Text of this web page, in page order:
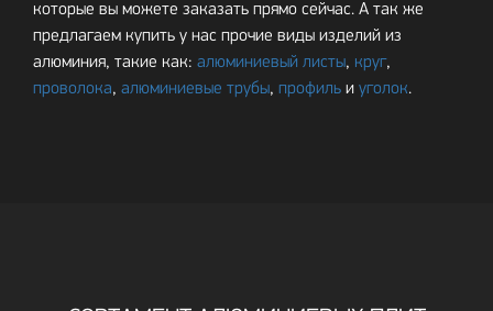
которые вы можете заказать прямо сейчас. А так же
предлагаем купить у нас прочие виды изделий из
алюминия, такие как: алюминиевый листы, круг,
проволока, алюминиевые трубы, профиль и уголок.